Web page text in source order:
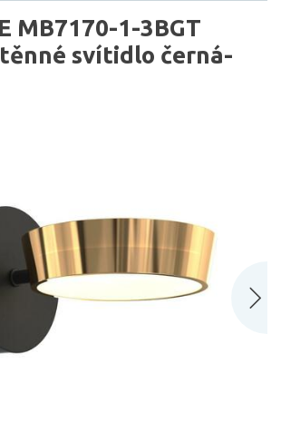
MB7170-1-3BGT
svítidlo černá-